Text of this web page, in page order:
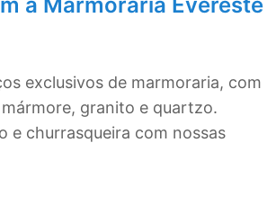
exclusivos de marmoraria, com
granito e quartzo.
e churrasqueira com nossas